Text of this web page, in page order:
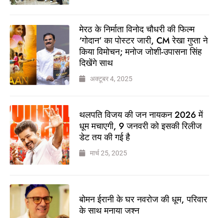
मेरठ के निर्माता विनोद चौधरी की फिल्म
‘गोदान’ का पोस्टर जारी, CM रेखा गुप्ता ने
किया विमोचन; मनोज जोशी-उपासना सिंह
दिखेंगे साथ
अक्टूबर 4, 2025
थलपति विजय की जन नायकन 2026 में
धूम मचाएगी, 9 जनवरी को इसकी रिलीज
डेट तय की गई है
मार्च 25, 2025
बोमन ईरानी के घर नवरोज की धूम, परिवार
के साथ मनाया जश्न